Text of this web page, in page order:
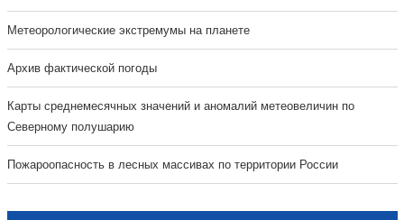
Метеорологические экстремумы на планете
Архив фактической погоды
Карты среднемесячных значений и аномалий метеовеличин по
Северному полушарию
Пожароопасность в лесных массивах по территории России